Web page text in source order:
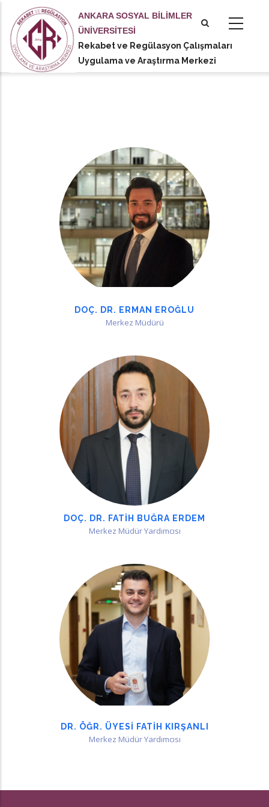
içeriğe
atla
ANKARA SOSYAL BİLİMLER
ÜNİVERSİTESİ
Rekabet ve Regülasyon Çalışmaları
Uygulama ve Araştırma Merkezi
actions
DOÇ. DR. ERMAN EROĞLU
Merkez Müdürü
DOÇ. DR. FATIH BUĞRA ERDEM
Merkez Müdür Yardımcısı
DR. ÖĞR. ÜYESI FATIH KIRŞANLI
Merkez Müdür Yardımcısı